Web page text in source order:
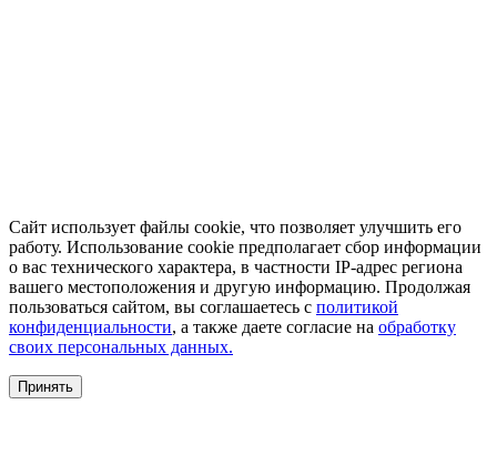
Сайт использует файлы cookie, что позволяет улучшить его
работу. Использование cookie предполагает сбор информации
о вас технического характера, в частности IP-адрес региона
вашего местоположения и другую информацию. Продолжая
пользоваться сайтом, вы соглашаетесь с политикой
конфиденциальности, а также даете согласие на обработку
своих персональных данных.
Принять